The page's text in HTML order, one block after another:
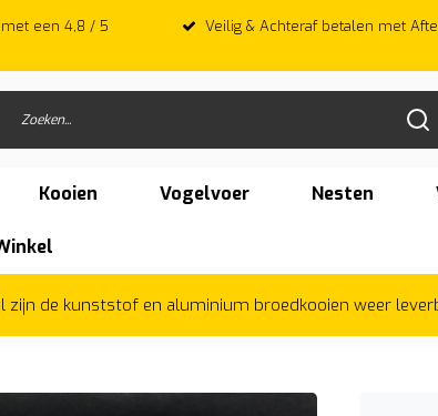
een 4,8 / 5 Veilig & Achteraf betalen met
Kooien Vogelvoer Nesten
zijn de kunststof en aluminium broedkooien weer